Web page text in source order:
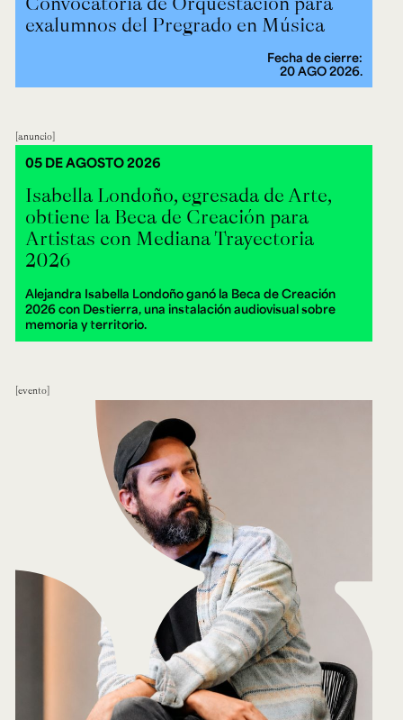
exalumnos del Pregrado en Música
Fecha de cierre:
20 AGO 2026.
anuncio
Isabella Londoño, egresada de Arte,
obtiene la Beca de Creación para
Artistas con Mediana Trayectoria
2026
Alejandra Isabella Londoño ganó la Beca de Creación
2026 con Destierra, una instalación audiovisual sobre
memoria y territorio.
05 DE AGOSTO 2026
evento